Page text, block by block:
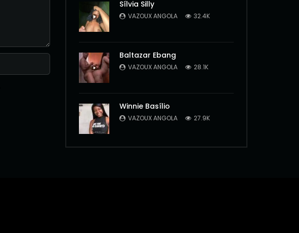
Sílvia Silly
VAZOUX ANGOLA 32.4K
Baltazar Ebang
VAZOUX ANGOLA 28.1K
Winnie Basílio
VAZOUX ANGOLA 27.9K